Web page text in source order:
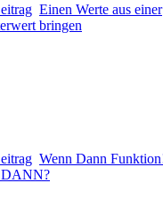
Einen Werte aus einer
bringen
Wenn Dann
DANN?